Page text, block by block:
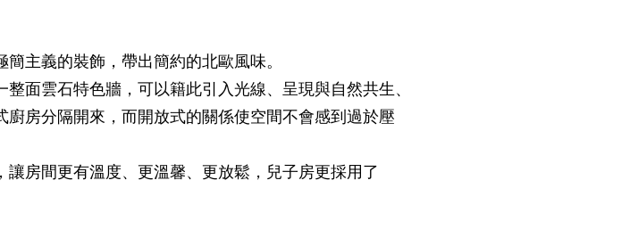
主義的裝飾，帶出簡約的北歐風味。
面雲石特色牆，可以籍此引入光線、呈現與自然共生、
房分隔開來，而開放式的關係使空間不會感到過於壓
房間更有溫度、更溫馨、更放鬆，兒子房更採用了